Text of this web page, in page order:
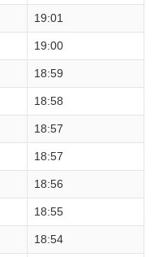
19:01
19:00
18:59
18:58
18:57
18:57
18:56
18:55
18:54